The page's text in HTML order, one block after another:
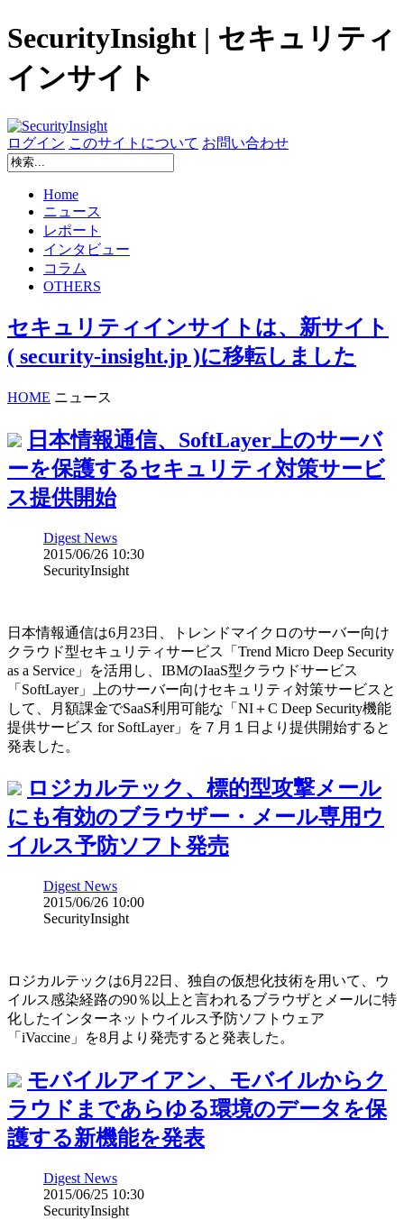
SecurityInsight | セキュリティ
インサイト
ログイン このサイトについて お問い合わせ
Home
ニュース
レポート
インタビュー
コラム
OTHERS
セキュリティインサイトは、新サイト
( security-insight.jp )に移転しました
HOME ニュース
日本情報通信、SoftLayer上のサーバ
ーを保護するセキュリティ対策サービ
ス提供開始
Digest News
2015/06/26 10:30
SecurityInsight
日本情報通信は6月23日、トレンドマイクロのサーバー向け
クラウド型セキュリティサービス「Trend Micro Deep Security
as a Service」を活用し、IBMのIaaS型クラウドサービス
「SoftLayer」上のサーバー向けセキュリティ対策サービスと
して、月額課金でSaaS利用可能な「NI＋C Deep Security機能
提供サービス for SoftLayer」を７月１日より提供開始すると
発表した。
ロジカルテック、標的型攻撃メール
にも有効のブラウザー・メール専用ウ
イルス予防ソフト発売
Digest News
2015/06/26 10:00
SecurityInsight
ロジカルテックは6月22日、独自の仮想化技術を用いて、ウ
イルス感染経路の90％以上と言われるブラウザとメールに特
化したインターネットウイルス予防ソフトウェア
「iVaccine」を8月より発売すると発表した。
モバイルアイアン、モバイルからク
ラウドまであらゆる環境のデータを保
護する新機能を発表
Digest News
2015/06/25 10:30
SecurityInsight